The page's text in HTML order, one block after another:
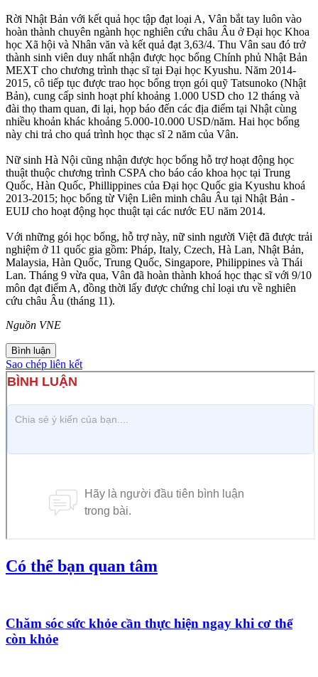
Rời Nhật Bản với kết quả học tập đạt loại A, Vân bắt tay luôn vào
hoàn thành chuyên ngành học nghiên cứu châu Âu ở Đại học Khoa
học Xã hội và Nhân văn và kết quả đạt 3,63/4. Thu Vân sau đó trở
thành sinh viên duy nhất nhận được học bổng Chính phủ Nhật Bản
MEXT cho chương trình thạc sĩ tại Đại học Kyushu. Năm 2014-
2015, cô tiếp tục được trao học bổng trọn gói quỹ Tatsunoko (Nhật
Bản), cung cấp sinh hoạt phí khoảng 1.000 USD cho 12 tháng và
đài thọ tham quan, đi lại, họp báo đến các địa điểm tại Nhật cùng
nhiều khoản khác khoảng 5.000-10.000 USD/năm. Hai học bổng
này chi trả cho quá trình học thạc sĩ 2 năm của Vân.
Nữ sinh Hà Nội cũng nhận được học bổng hỗ trợ hoạt động học
thuật thuộc chương trình CSPA cho báo cáo khoa học tại Trung
Quốc, Hàn Quốc, Phillippines của Đại học Quốc gia Kyushu khoá
2013-2015; học bổng từ Viện Liên minh châu Âu tại Nhật Bản -
EUIJ cho hoạt động học thuật tại các nước EU năm 2014.
Với những gói học bổng, hỗ trợ này, nữ sinh người Việt đã được trải
nghiệm ở 11 quốc gia gồm: Pháp, Italy, Czech, Hà Lan, Nhật Bản,
Malaysia, Hàn Quốc, Trung Quốc, Singapore, Philippines và Thái
Lan. Tháng 9 vừa qua, Vân đã hoàn thành khoá học thạc sĩ với 9/10
môn đạt điểm A, đồng thời lấy được chứng chỉ loại ưu về nghiên
cứu châu Âu (tháng 11).
Nguồn VNE
Bình luận
Sao chép liên kết
Có thể bạn quan tâm
Chăm sóc sức khỏe cần thực hiện ngay khi cơ thể
còn khỏe